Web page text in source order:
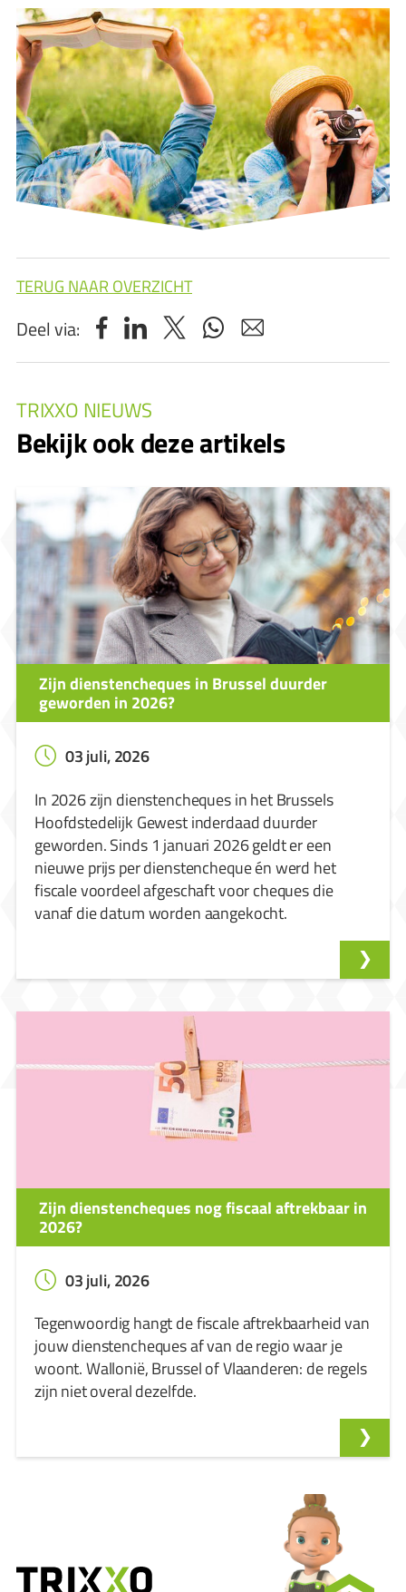
TERUG NAAR OVERZICHT
Deel via:
TRIXXO NIEUWS
Bekijk ook deze artikels
Zijn dienstencheques in Brussel duurder
geworden in 2026?
03 juli, 2026
In 2026 zijn dienstencheques in het Brussels
Hoofdstedelijk Gewest inderdaad duurder
geworden. Sinds 1 januari 2026 geldt er een
nieuwe prijs per dienstencheque én werd het
fiscale voordeel afgeschaft voor cheques die
vanaf die datum worden aangekocht.
Zijn dienstencheques nog fiscaal aftrekbaar in
2026?
03 juli, 2026
Tegenwoordig hangt de fiscale aftrekbaarheid van
jouw dienstencheques af van de regio waar je
woont. Wallonië, Brussel of Vlaanderen: de regels
zijn niet overal dezelfde.